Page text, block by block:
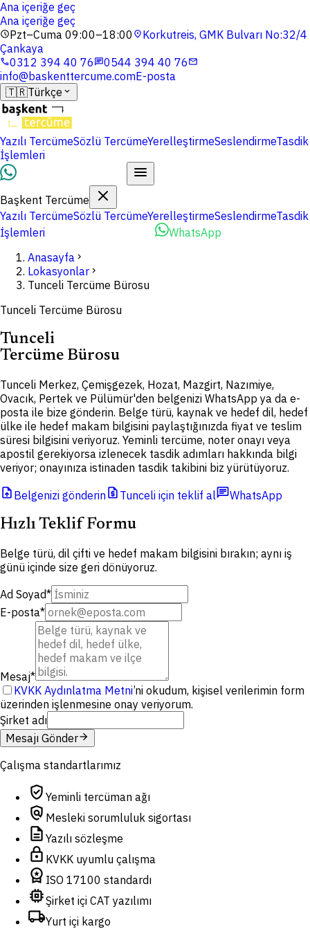
Ana içeriğe geç
Ana içeriğe geç
schedulePzt–Cuma 09:00–18:00 location_onKorkutreis, GMK Bulvarı No:32/4
Çankaya
phone0312 394 40 76chat0544 394 40 76mail
info@baskenttercume.comE-posta
🇹🇷Türkçe expand_more
Yazılı TercümeSözlü TercümeYerelleştirmeSeslendirmeTasdik
İşlemleri
Başkent Tercüme
Yazılı TercümeSözlü TercümeYerelleştirmeSeslendirmeTasdik
İşlemleri
WhatsApp
Anasayfa chevron_right
Lokasyonlar chevron_right
Tunceli Tercüme Bürosu
Tunceli Tercüme Bürosu
Tunceli
Tercüme Bürosu
Tunceli Merkez, Çemişgezek, Hozat, Mazgirt, Nazımiye,
Ovacık, Pertek ve Pülümür'den belgenizi WhatsApp ya da e-
posta ile bize gönderin. Belge türü, kaynak ve hedef dil, hedef
ülke ile hedef makam bilgisini paylaştığınızda fiyat ve teslim
süresi bilgisini veriyoruz. Yeminli tercüme, noter onayı veya
apostil gerekiyorsa izlenecek tasdik adımları hakkında bilgi
veriyor; onayınıza istinaden tasdik takibini biz yürütüyoruz.
upload_file Belgenizi gönderinrequest_quote Tunceli için teklif alchatWhatsApp
Hızlı Teklif Formu
Belge türü, dil çifti ve hedef makam bilgisini bırakın; aynı iş
günü içinde size geri dönüyoruz.
Ad Soyad*
E-posta*
Mesaj*
KVKK Aydınlatma Metni’ni okudum, kişisel verilerimin form
üzerinden işlenmesine onay veriyorum.
Şirket adı
Mesajı Gönderarrow_forward
Çalışma standartlarımız
verified_user Yeminli tercüman ağı
policy Mesleki sorumluluk sigortası
description Yazılı sözleşme
lock KVKK uyumlu çalışma
workspace_premium ISO 17100 standardı
memoryŞirket içi CAT yazılımı
local_shippingYurt içi kargo